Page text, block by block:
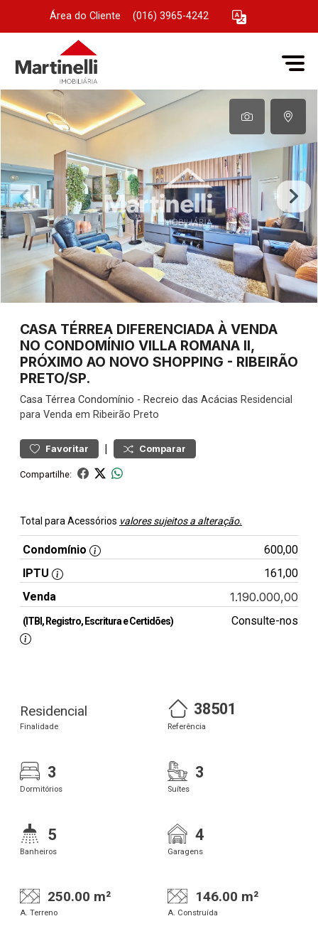
Área do Cliente (016) 3965-4242
CASA TÉRREA DIFERENCIADA À VENDA
NO CONDOMÍNIO VILLA ROMANA II,
PRÓXIMO AO NOVO SHOPPING - RIBEIRÃO
PRETO/SP.
Casa Térrea Condomínio - Recreio das Acácias Residencial
para Venda em Ribeirão Preto
Favoritar | Comparar
Compartilhe:
Total para Acessórios valores sujeitos a alteração.
Condomínio
600,00
IPTU
161,00
Venda
1.190.000,00
(ITBI, Registro, Escritura e Certidões) Consulte-nos
Residencial
Finalidade
38501
Referência
3
Dormitórios
3
Suítes
5
Banheiros
4
Garagens
250.00 m²
A. Terreno
146.00 m²
A. Construída